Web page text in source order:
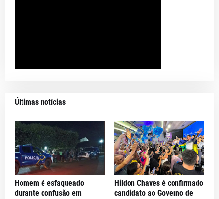
Últimas notícias
Homem é esfaqueado
durante confusão em
Hildon Chaves é confirmado
candidato ao Governo de